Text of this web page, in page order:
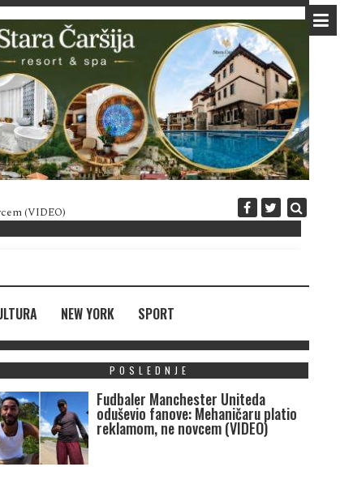
(VIDEO) Diplomatija po
NEW YORK SPORT
POSLEDNJE
Fudbaler Manchester Uniteda
oduševio fanove: Mehaničaru platio
reklamom, ne novcem (VIDEO)